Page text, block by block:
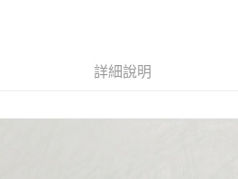
順豐速運宅配
詳細說明